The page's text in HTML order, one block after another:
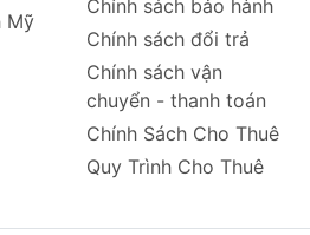
khỏe tim mạch của mình, hỗ
Mỹ
Chính sách bảo hành
Chính sách đổi trả
Chính sách vận
chuyển - thanh toán
Chính Sách Cho Thuê
Quy Trình Cho Thuê